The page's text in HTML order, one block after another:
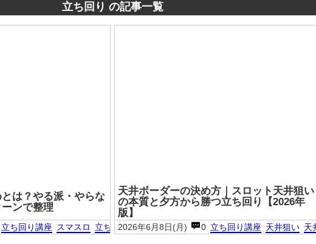
立ち回り の記事一覧
は？やる派・やらな
ンで整理
立ち回り講座 スマスロ 立ち回り スマスロ ペナ辞め ペナルティ スロット初心者
天井ボーダーの決め方｜スロット天井狙い
の本質と夕方から勝つ立ち回り【2026年
版】
2026年6月8日(月) 0 立ち回り講座 天井狙い 天